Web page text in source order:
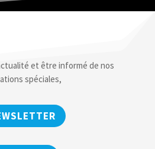
et être informé de nos
spéciales,